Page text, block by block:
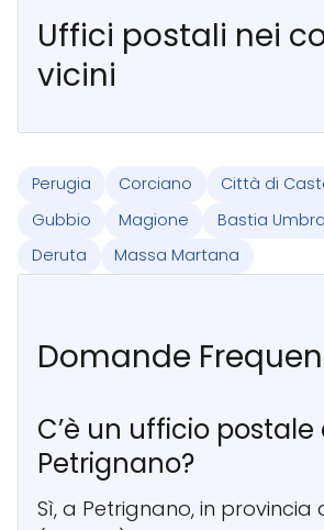
Uffici postali nei
vicini
Perugia Corciano Città di
Gubbio
Magione Bastia Umbra
Deruta
Massa Martana
Domande
C’è un ufficio postale
Petrignano?
Sì, a Petrignano, in provincia